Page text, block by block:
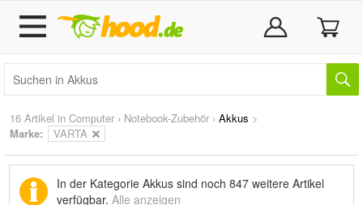
16 Artikel in Computer › Notebook-Zubehör › Akkus >
Marke: VARTA
In der Kategorie Akkus sind noch 847 weitere Artikel
verfügbar. Alle anzeigen